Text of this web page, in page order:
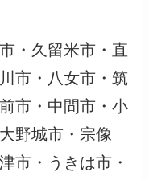
・久留米市・直
市・八女市・筑
市・中間市・小
野城市・宗像
市・うきは市・